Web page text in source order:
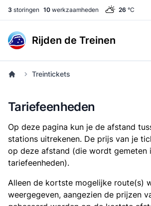
3 storingen 10 werkzaamheden 26 °C
Rijden de Treinen
Treintickets
Tariefeenheden
Op deze pagina kun je de afstand
stations uitrekenen. De prijs van je
op deze afstand (die wordt gemeten
tariefeenheden).
Alleen de kortste mogelijke route(s)
weergegeven, aangezien de prijzen